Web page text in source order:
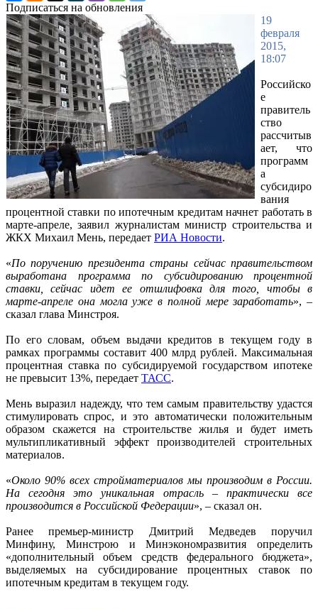
Подписаться на обновления
19
февраля
2015,
18:07
Российско
е
правитель
ство
рассчитыв
ает, что
программ
а
субсидиро
вания
процентной ставки по ипотечным кредитам начнет работать в
марте-апреле, заявил журналистам министр строительства и
ЖКХ Михаил Мень, передает РИА Новости.
«По поручению президента страны сейчас правительством
выработана программа по субсидированию процентной
ставки, сейчас идет ее отшлифовка для того, чтобы в
марте-апреле она могла уже в полной мере заработать», –
сказал глава Минстроя.
По его словам, объем выдачи кредитов в текущем году в
рамках программы составит 400 млрд рублей. Максимальная
процентная ставка по субсидируемой государством ипотеке
не превысит 13%, передает ТАСС.
Мень выразил надежду, что тем самым правительству удастся
стимулировать спрос, и это автоматически положительным
образом скажется на строительстве жилья и будет иметь
мультипликативный эффект производителей строительных
материалов.
«Около 90% всех стройматериалов мы производим в России.
На сегодня это уникальная отрасль – практически все
производится в Российской Федерации», – сказал он.
Ранее премьер-министр Дмитрий Медведев поручил
Минфину, Минстрою и Минэкономразвития определить
«дополнительный объем средств федерального бюджета»,
выделяемых на субсидирование процентных ставок по
ипотечным кредитам в текущем году.